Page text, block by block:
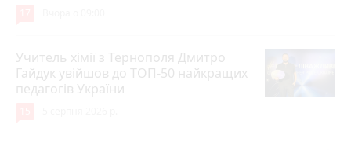
Учитель хімії з Тернополя Дмитро
Гайдук увійшов до ТОП-50 найкращих
педагогів України